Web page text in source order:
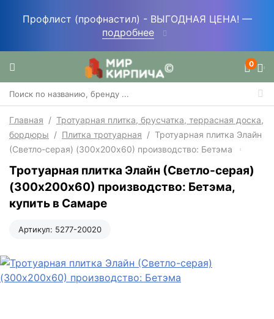
Профлист (профнастил) - ВЫГОДНАЯ ЦЕНА! —
подробнее
0
Главная / Тротуарная плитка, брусчатка, террасная доска,
бордюры / Плитка тротуарная / Тротуарная плитка Элайн
(Светло-серая) (300х200х60) производство: Бетэма
Тротуарная плитка Элайн (Светло-серая)
(300х200х60) производство: Бетэма,
купить в Самаре
Артикул: 5277-20020